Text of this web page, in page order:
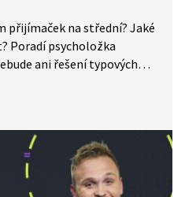
přijímaček na střední? Jaké
Poradí psycholožka
ani řešení typových